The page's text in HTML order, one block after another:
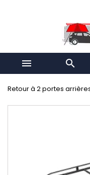
 
Retour à 2 portes